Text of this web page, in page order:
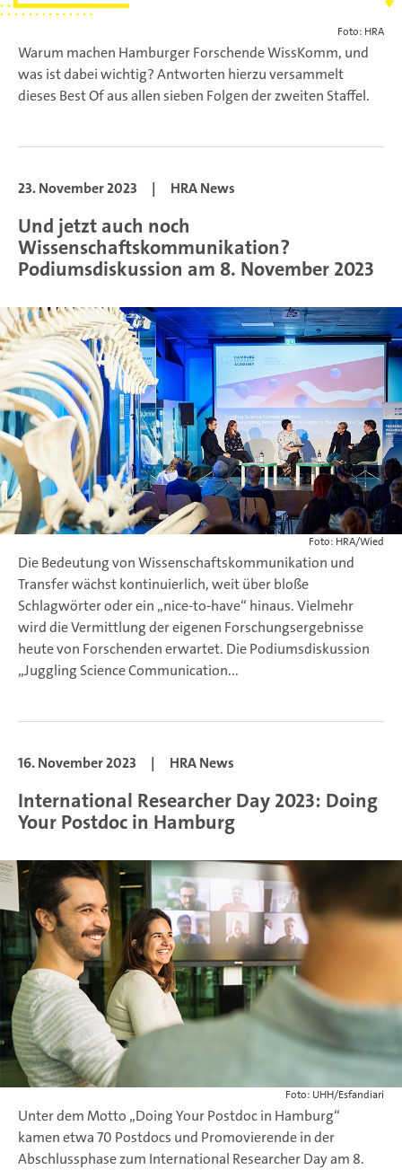
Foto: HRA
Warum machen Hamburger Forschende WissKomm, und
was ist dabei wichtig? Antworten hierzu versammelt
dieses Best Of aus allen sieben Folgen der zweiten Staffel.
23. November 2023 | HRA News
Und jetzt auch noch
Wissenschaftskommunikation?
Podiumsdiskussion am 8. November 2023
Foto: HRA/Wied
Die Bedeutung von Wissenschaftskommunikation und
Transfer wächst kontinuierlich, weit über bloße
Schlagwörter oder ein „nice-to-have“ hinaus. Vielmehr
wird die Vermittlung der eigenen Forschungsergebnisse
heute von Forschenden erwartet. Die Podiumsdiskussion
„Juggling Science Communication...
16. November 2023 | HRA News
International Researcher Day 2023: Doing
Your Postdoc in Hamburg
Foto: UHH/Esfandiari
Unter dem Motto „Doing Your Postdoc in Hamburg“
kamen etwa 70 Postdocs und Promovierende in der
Abschlussphase zum International Researcher Day am 8.